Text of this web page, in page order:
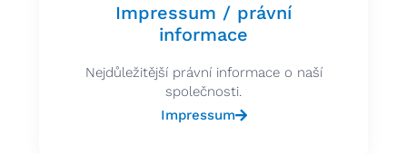
Impressum / právní
informace
Nejdůležitější právní informace o naší
společnosti.
Impressum